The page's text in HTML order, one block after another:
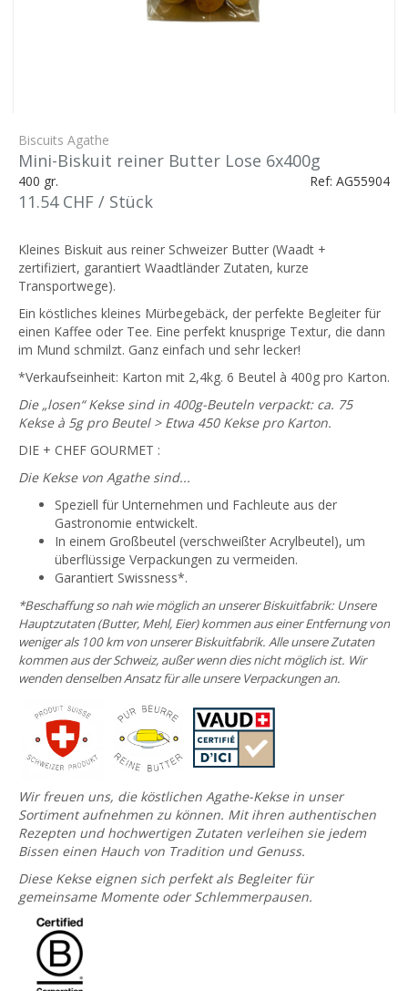
Biscuits Agathe
Mini-Biskuit reiner Butter Lose 6x400g
400 gr. Ref: AG55904
11.54 CHF / Stück
Kleines Biskuit aus reiner Schweizer Butter (Waadt +
zertifiziert, garantiert Waadtländer Zutaten, kurze
Transportwege).
Ein köstliches kleines Mürbegebäck, der perfekte Begleiter für
einen Kaffee oder Tee. Eine perfekt knusprige Textur, die dann
im Mund schmilzt. Ganz einfach und sehr lecker!
*Verkaufseinheit: Karton mit 2,4kg. 6 Beutel à 400g pro Karton.
Die „losen“ Kekse sind in 400g-Beuteln verpackt: ca. 75
Kekse à 5g pro Beutel > Etwa 450 Kekse pro Karton.
DIE + CHEF GOURMET :
Die Kekse von Agathe sind...
Speziell für Unternehmen und Fachleute aus der
Gastronomie entwickelt.
In einem Großbeutel (verschweißter Acrylbeutel), um
überflüssige Verpackungen zu vermeiden.
Garantiert Swissness*.
*Beschaffung so nah wie möglich an unserer Biskuitfabrik: Unsere
Hauptzutaten (Butter, Mehl, Eier) kommen aus einer Entfernung von
weniger als 100 km von unserer Biskuitfabrik. Alle unsere Zutaten
kommen aus der Schweiz, außer wenn dies nicht möglich ist. Wir
wenden denselben Ansatz für alle unsere Verpackungen an.
Wir freuen uns, die köstlichen Agathe-Kekse in unser
Sortiment aufnehmen zu können. Mit ihren authentischen
Rezepten und hochwertigen Zutaten verleihen sie jedem
Bissen einen Hauch von Tradition und Genuss.
Diese Kekse eignen sich perfekt als Begleiter für
gemeinsame Momente oder Schlemmerpausen.